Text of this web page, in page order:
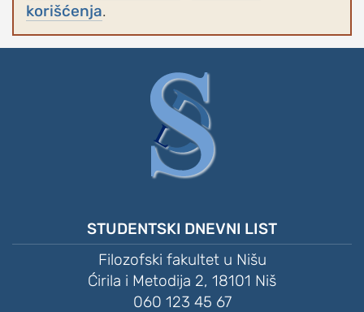
korišćenja.
STUDENTSKI DNEVNI LIST
Filozofski fakultet u Nišu
Ćirila i Metodija 2, 18101 Niš
060 123 45 67